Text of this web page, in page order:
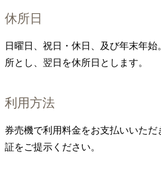
休所日
日曜日、祝日・休日、及び年末年
所とし、翌日を休所日とします。
利用方法
券売機で利用料金をお支払いいただ
証をご提示ください。